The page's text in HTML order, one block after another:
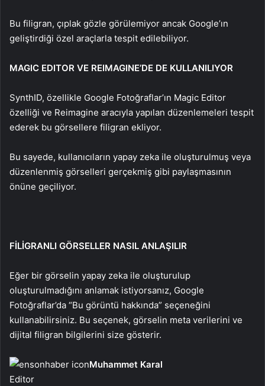
Bu filigran, çıplak gözle görülemiyor ancak Google’ın
geliştirdiği özel araçlarla tespit edilebiliyor.
MAGIC EDITOR VE REIMAGINE’DE DE KULLANILIYOR
SynthID, özellikle Google Fotoğraflar’ın Magic Editor
özelliği ve Reimagine aracıyla yapılan düzenlemeleri tespit
ederek bu görsellere filigran ekliyor.
Bu sayede, kullanıcıların yapay zeka ile oluşturulmuş veya
düzenlenmiş görselleri gerçekmiş gibi paylaşmasının
önüne geçiliyor.
FİLİGRANLI GÖRSELLER NASIL ANLAŞILIR
Eğer bir görselin yapay zeka ile oluşturulup
oluşturulmadığını anlamak istiyorsanız, Google
Fotoğraflar’da “Bu görüntü hakkında” seçeneğini
kullanabilirsiniz. Bu seçenek, görselin meta verilerini ve
dijital filigran bilgilerini size gösterir.
Muhammet Karal
Editor